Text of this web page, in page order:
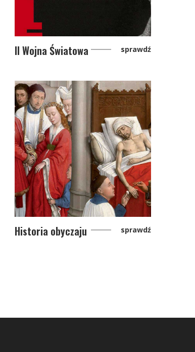
II Wojna Światowa sprawdź
Historia obyczaju sprawdź